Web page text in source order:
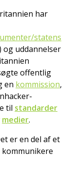
har
statens
og uddannelser
offentlig
en kommission,
til standarder
medier.
er en del af et